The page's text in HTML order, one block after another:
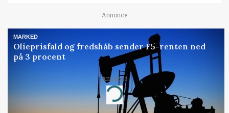
Annonce
MARKED
Olieprisfald og fredshåb sender F5-renten ned
på 3 procent
Annonce
Loading...